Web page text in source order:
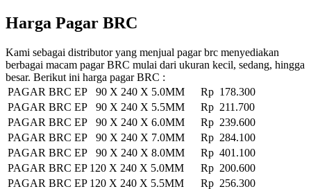
Harga Pagar BRC
Kami sebagai distributor yang menjual pagar brc menyediakan
berbagai macam pagar BRC mulai dari ukuran kecil, sedang, hingga
besar. Berikut ini harga pagar BRC :
PAGAR BRC EP 90 X 240 X 5.0MM
Rp 178.300
PAGAR BRC EP 90 X 240 X 5.5MM
Rp 211.700
PAGAR BRC EP 90 X 240 X 6.0MM
Rp 239.600
PAGAR BRC EP 90 X 240 X 7.0MM
Rp 284.100
PAGAR BRC EP 90 X 240 X 8.0MM
Rp 401.100
PAGAR BRC EP 120 X 240 X 5.0MM
Rp 200.600
PAGAR BRC EP 120 X 240 X 5.5MM
Rp 256.300